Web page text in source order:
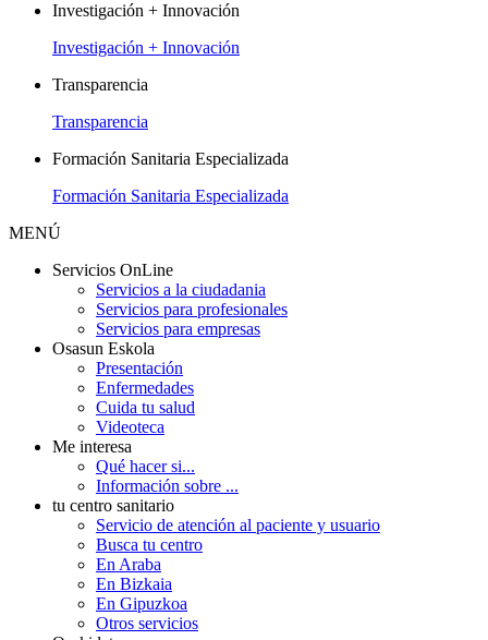
Investigación + Innovación
Investigación + Innovación
Transparencia
Transparencia
Formación Sanitaria Especializada
Formación Sanitaria Especializada
MENÚ
Servicios OnLine
Servicios a la ciudadania
Servicios para profesionales
Servicios para empresas
Osasun Eskola
Presentación
Enfermedades
Cuida tu salud
Videoteca
Me interesa
Qué hacer si...
Información sobre ...
tu centro sanitario
Servicio de atención al paciente y usuario
Busca tu centro
En Araba
En Bizkaia
En Gipuzkoa
Otros servicios